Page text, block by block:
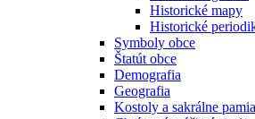
Historické mapy
Historické
Symboly obce
Štatút obce
Demografia
Geografia
Kostoly a sakrálne